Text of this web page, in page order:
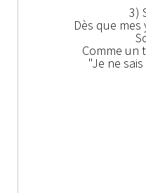
3)
Dès que
Comme un
"Je ne